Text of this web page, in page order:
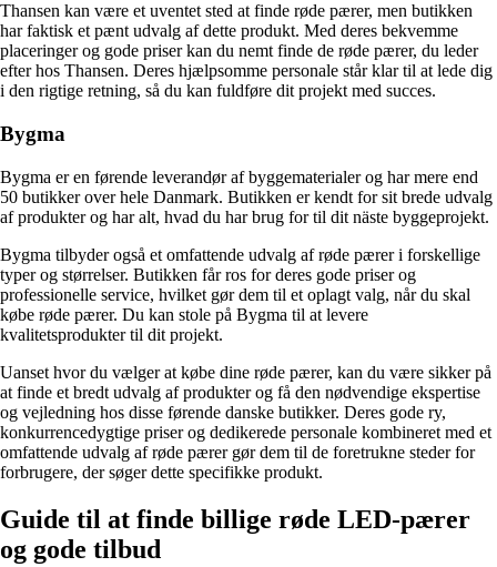
Thansen kan være et uventet sted at finde røde pærer, men butikken
har faktisk et pænt udvalg af dette produkt. Med deres bekvemme
placeringer og gode priser kan du nemt finde de røde pærer, du leder
efter hos Thansen. Deres hjælpsomme personale står klar til at lede dig
i den rigtige retning, så du kan fuldføre dit projekt med succes.
Bygma
Bygma er en førende leverandør af byggematerialer og har mere end
50 butikker over hele Danmark. Butikken er kendt for sit brede udvalg
af produkter og har alt, hvad du har brug for til dit näste byggeprojekt.
Bygma tilbyder også et omfattende udvalg af røde pærer i forskellige
typer og størrelser. Butikken får ros for deres gode priser og
professionelle service, hvilket gør dem til et oplagt valg, når du skal
købe røde pærer. Du kan stole på Bygma til at levere
kvalitetsprodukter til dit projekt.
Uanset hvor du vælger at købe dine røde pærer, kan du være sikker på
at finde et bredt udvalg af produkter og få den nødvendige ekspertise
og vejledning hos disse førende danske butikker. Deres gode ry,
konkurrencedygtige priser og dedikerede personale kombineret med et
omfattende udvalg af røde pærer gør dem til de foretrukne steder for
forbrugere, der søger dette specifikke produkt.
Guide til at finde billige røde LED-pærer
og gode tilbud